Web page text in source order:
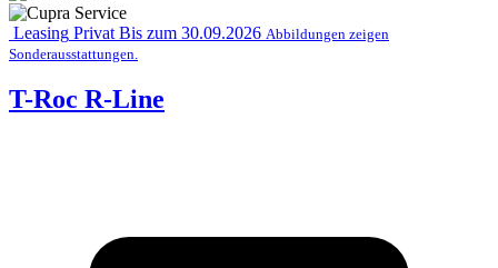
Leasing Privat Bis zum 30.09.2026 Abbildungen zeigen
Sonderausstattungen.
T-Roc R-Line